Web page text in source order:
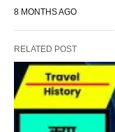
8 MONTHS AGO
RELATED POST